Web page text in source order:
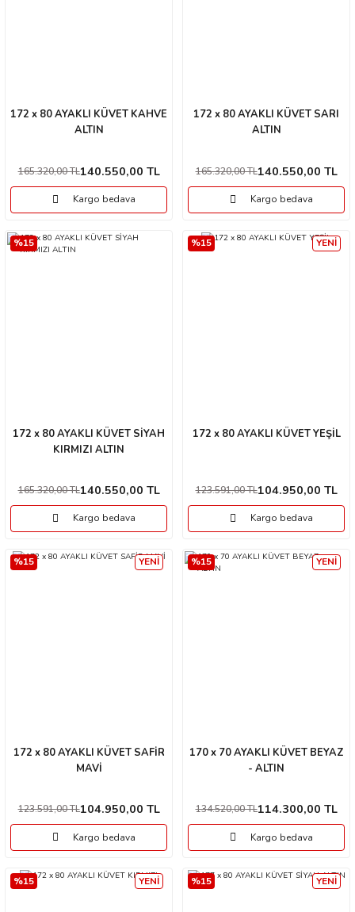
172 x 80 AYAKLI KÜVET KAHVE
ALTIN
165.320,00 TL140.550,00 TL
Kargo bedava
172 x 80 AYAKLI KÜVET SARI
ALTIN
165.320,00 TL140.550,00 TL
Kargo bedava
%15
172 x 80 AYAKLI KÜVET SİYAH
KIRMIZI ALTIN
165.320,00 TL140.550,00 TL
Kargo bedava
%15 YENİ
172 x 80 AYAKLI KÜVET YEŞİL
123.591,00 TL104.950,00 TL
Kargo bedava
%15 YENİ
172 x 80 AYAKLI KÜVET SAFİR
MAVİ
123.591,00 TL104.950,00 TL
Kargo bedava
%15 YENİ
170 x 70 AYAKLI KÜVET BEYAZ
- ALTIN
134.520,00 TL114.300,00 TL
Kargo bedava
%15 YENİ %15 YENİ